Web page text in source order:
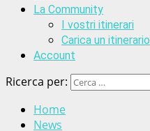
La Community
I vostri itinerari
Carica un itinerario
Account
Ricerca per:
Home
News